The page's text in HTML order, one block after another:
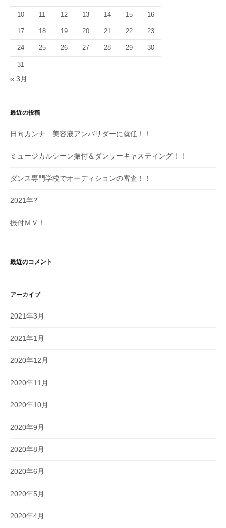
10 11 12 13 14 15 16
17 18 19 20 21 22 23
24 25 26 27 28 29 30
31
« 3月
最近の投稿
日向カンナ 美容液アンバサダーに就任！！
ミュージカルシーン振付＆ダンサーキャスティング！！
ダンス専門学校でオーディションの審査！！
2021年?
振付ＭＶ！
最近のコメント
アーカイブ
2021年3月
2021年1月
2020年12月
2020年11月
2020年10月
2020年9月
2020年8月
2020年6月
2020年5月
2020年4月